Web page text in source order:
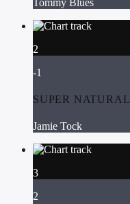
2
-1
SUPER NATURAL
Jamie Tock
3
2